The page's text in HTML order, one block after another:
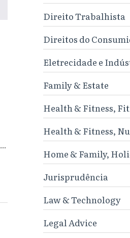
Direito Trabalhista
Direitos do
Eletrecidade e
Family & Estate
Health & Fitness,
Health & Fitness,
Home & Family,
Jurisprudência
Law & Technology
Legal Advice